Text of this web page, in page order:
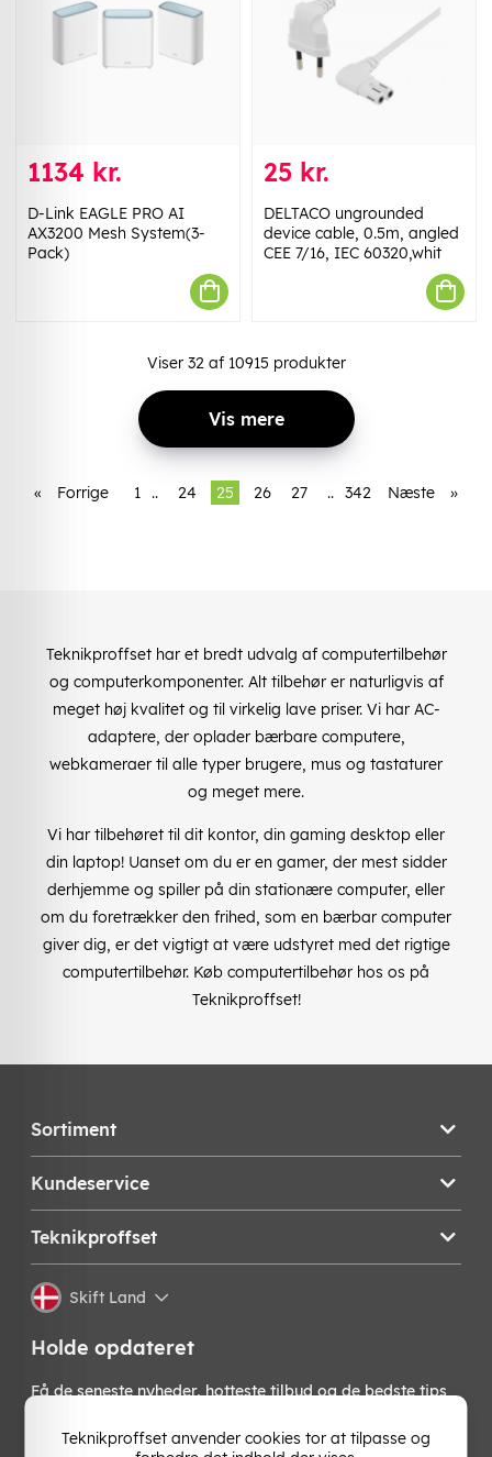
1134 kr.
D-Link EAGLE PRO AI
AX3200 Mesh System(3-
Pack)
25 kr.
DELTACO ungrounded
device cable, 0.5m, angled
CEE 7/16, IEC 60320,whit
Viser 32af 10915 produkter
Vis mere
« Forrige 1 .. 24 25 26 27 .. 342 Næste »
Teknikproffset har et bredt udvalg af computertilbehør
og computerkomponenter. Alt tilbehør er naturligvis af
meget høj kvalitet og til virkelig lave priser. Vi har AC-
adaptere, der oplader bærbare computere,
webkameraer til alle typer brugere, mus og tastaturer
og meget mere.
Vi har tilbehøret til dit kontor, din gaming desktop eller
din laptop! Uanset om du er en gamer, der mest sidder
derhjemme og spiller på din stationære computer, eller
om du foretrækker den frihed, som en bærbar computer
giver dig, er det vigtigt at være udstyret med det rigtige
computertilbehør. Køb computertilbehør hos os på
Teknikproffset!
Sortiment
Kundeservice
Teknikproffset
Skift Land
Holde opdateret
Få de seneste nyheder, hotteste tilbud og de bedste tips
nyhedsbrev!
Teknikproffset anvender cookies tor at tilpasse og